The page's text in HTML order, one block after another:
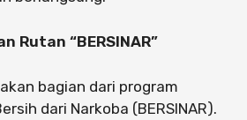
Rutan “BERSINAR”
bagian dari program
dari Narkoba (BERSINAR).